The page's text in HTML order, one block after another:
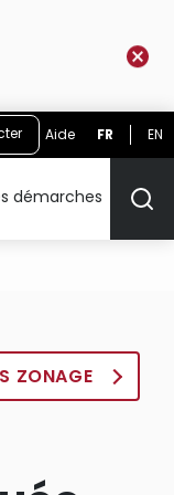
Aide FR EN
démarches
ZONAGE